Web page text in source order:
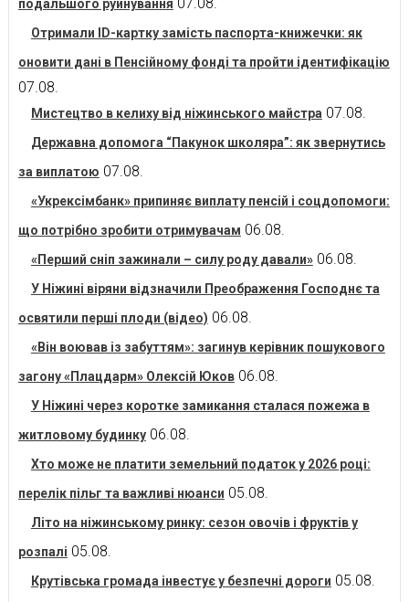
подальшого руйнування
Отримали ID-картку замість паспорта-книжечки: як
оновити дані в Пенсійному фонді та пройти ідентифікацію
07.08.
Мистецтво в келиху від ніжинського майстра 07.08.
Державна допомога “Пакунок школяра”: як звернутись
за виплатою 07.08.
«Укрексімбанк» припиняє виплату пенсій і соцдопомоги:
що потрібно зробити отримувачам 06.08.
«Перший сніп зажинали – силу роду давали» 06.08.
У Ніжині віряни відзначили Преображення Господнє та
освятили перші плоди (відео) 06.08.
«Він воював із забуттям»: загинув керівник пошукового
загону «Плацдарм» Олексій Юков 06.08.
У Ніжині через коротке замикання сталася пожежа в
житловому будинку 06.08.
Хто може не платити земельний податок у 2026 році:
перелік пільг та важливі нюанси 05.08.
Літо на ніжинському ринку: сезон овочів і фруктів у
розпалі 05.08.
Крутівська громада інвестує у безпечні дороги 05.08.